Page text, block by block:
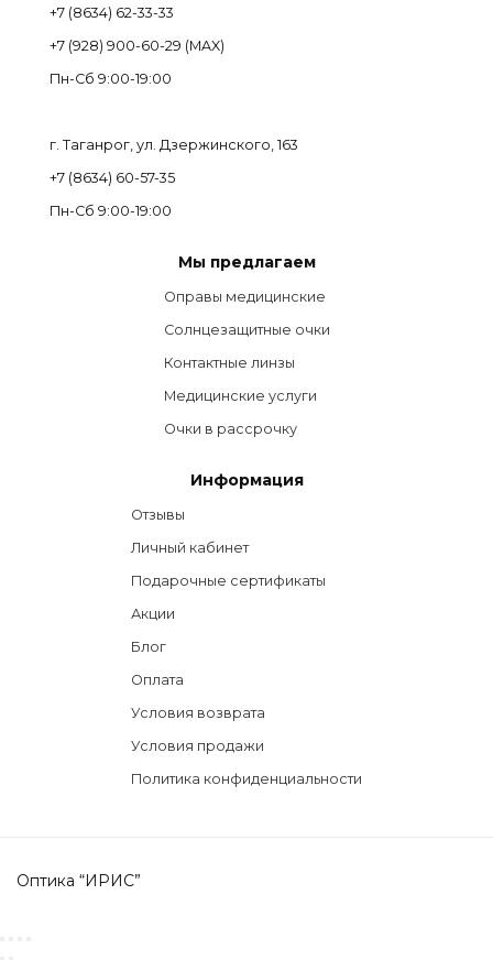
+7 (8634) 62-33-33
+7 (928) 900-60-29 (MAX)
Пн-Cб 9:00-19:00
г. Таганрог, ул. Дзержинского, 163
+7 (8634) 60-57-35
Пн-Сб 9:00-19:00
Мы предлагаем
Оправы медицинские
Солнцезащитные очки
Контактные линзы
Медицинские услуги
Очки в рассрочку
Информация
Отзывы
Личный кабинет
Подарочные сертификаты
Акции
Блог
Оплата
Условия возврата
Условия продажи
Политика конфиденциальности
Оптика “ИРИС”